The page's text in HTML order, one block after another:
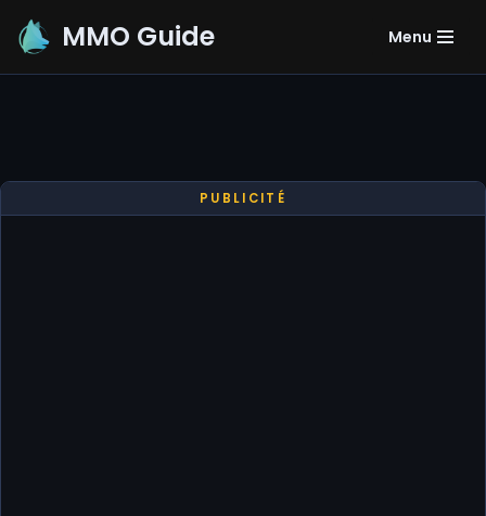
Aller
MMO Guide Menu